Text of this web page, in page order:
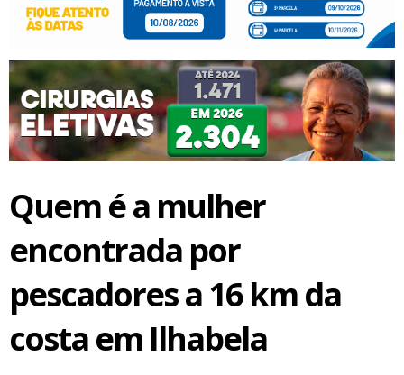
Quem é a mulher
encontrada por
pescadores a 16 km da
costa em Ilhabela